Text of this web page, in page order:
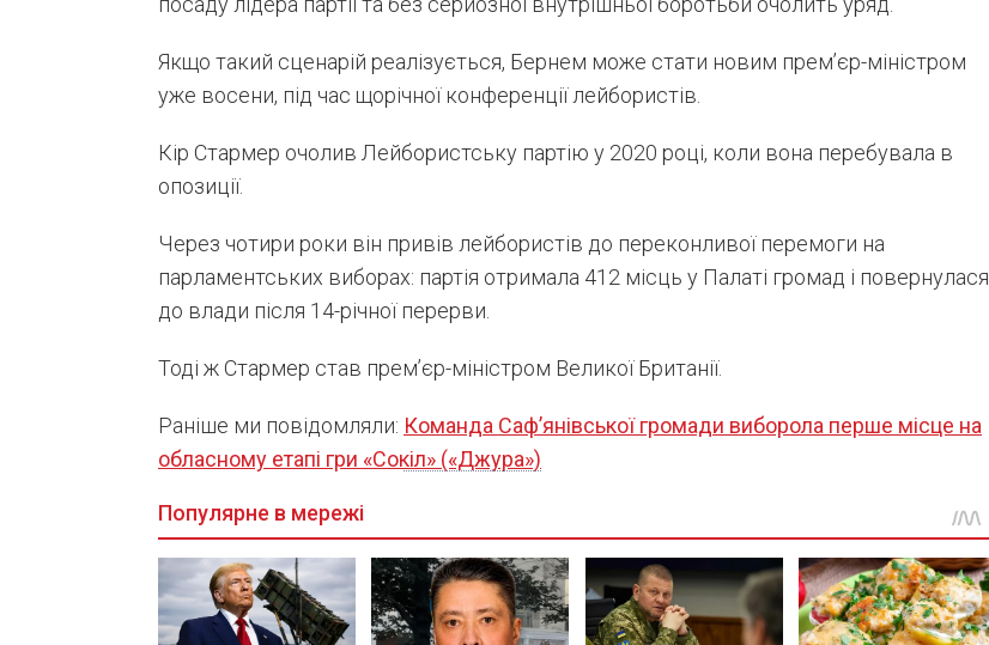
Якщо такий сценарій реалізується, Бернем може стати новим прем’єр-міністром
уже восени, під час щорічної конференції лейбористів.
Кір Стармер очолив Лейбористську партію у 2020 році, коли вона перебувала в
опозиції.
Через чотири роки він привів лейбористів до переконливої перемоги на
парламентських виборах: партія отримала 412 місць у Палаті громад і повернулася
до влади після 14-річної перерви.
Тоді ж Стармер став прем’єр-міністром Великої Британії.
Раніше ми повідомляли: Команда Саф’янівської громади виборола перше місце на
обласному етапі гри «Сокіл» («Джура»)